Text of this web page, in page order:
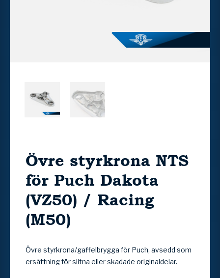
Övre styrkrona NTS
för Puch Dakota
(VZ50) / Racing
(M50)
Övre styrkrona/gaffelbrygga för Puch, avsedd som
ersättning för slitna eller skadade originaldelar.